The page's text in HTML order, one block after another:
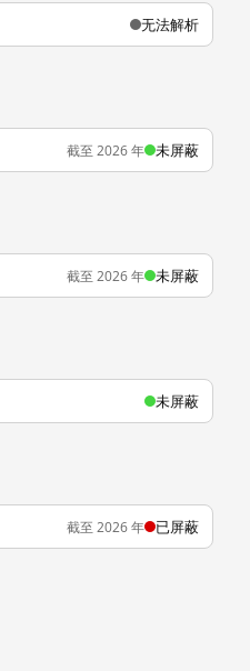
无法解析
截至 2026 年 未屏蔽
截至 2026 年 未屏蔽
未屏蔽
截至 2026 年 已屏蔽